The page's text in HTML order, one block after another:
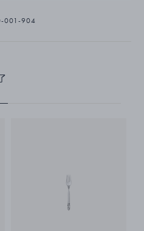
001-904